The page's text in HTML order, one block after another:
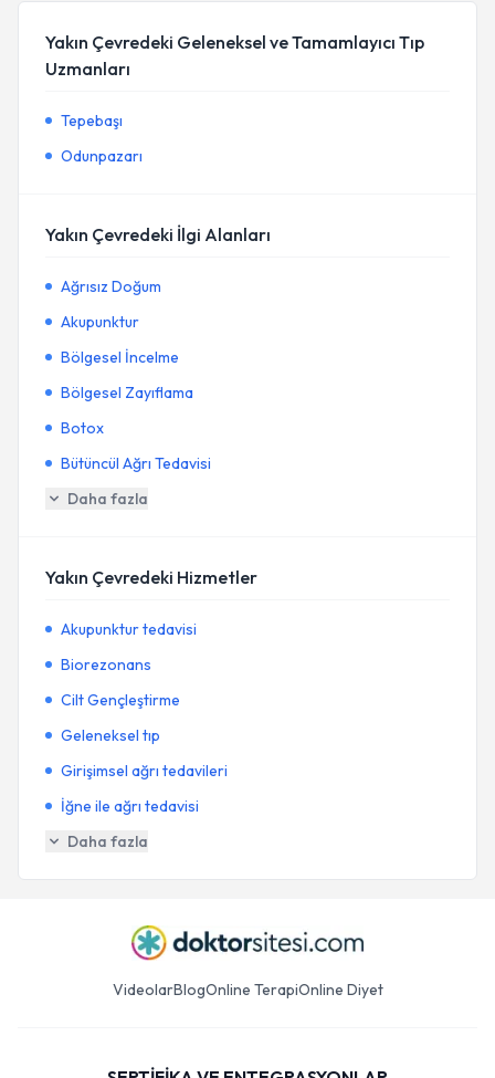
Yakın Çevredeki Geleneksel ve Tamamlayıcı Tıp
Uzmanları
Tepebaşı
Odunpazarı
Yakın Çevredeki İlgi Alanları
Ağrısız Doğum
Akupunktur
Bölgesel İncelme
Bölgesel Zayıflama
Botox
Bütüncül Ağrı Tedavisi
Daha fazla
Yakın Çevredeki Hizmetler
Akupunktur tedavisi
Biorezonans
Cilt Gençleştirme
Geleneksel tıp
Girişimsel ağrı tedavileri
İğne ile ağrı tedavisi
Daha fazla
VideolarBlogOnline TerapiOnline Diyet